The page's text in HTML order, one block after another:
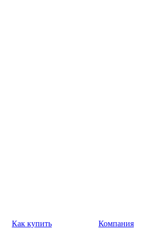
Как купить
Компания